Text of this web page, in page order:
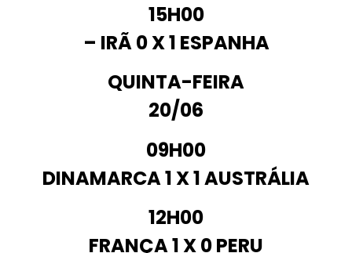
15H00
– IRÃ0 X1 ESPANHA
QUINTA-FEIRA
20/06
09H00
DINAMARCA1 X 1AUSTRÁLIA
12H00
FRANÇA1 X 0PERU